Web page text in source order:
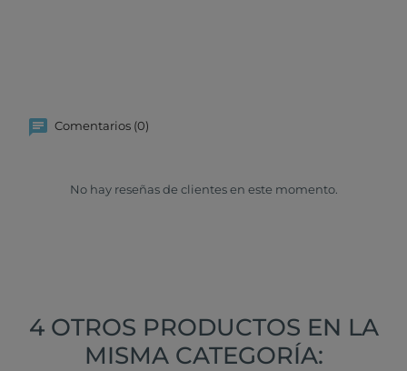
Comentarios (0)
No hay reseñas de clientes en este momento.
4 OTROS PRODUCTOS EN LA
MISMA CATEGORÍA: